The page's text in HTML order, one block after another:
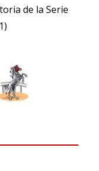
de la Serie